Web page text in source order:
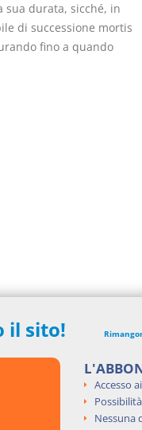
durata, sicché, in
di successione mortis
fino a quando
il sito!
Accesso
Nessuna